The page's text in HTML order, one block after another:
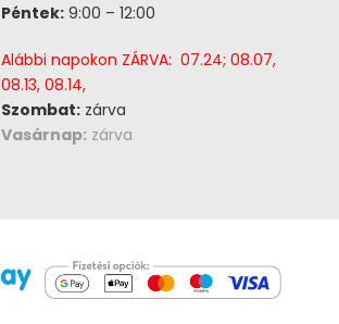
Péntek: 9:00 – 12:00
Alábbi napokon ZÁRVA: 07.24; 08.07,
08.13, 08.14,
Szombat: zárva
Vasárnap: zárva